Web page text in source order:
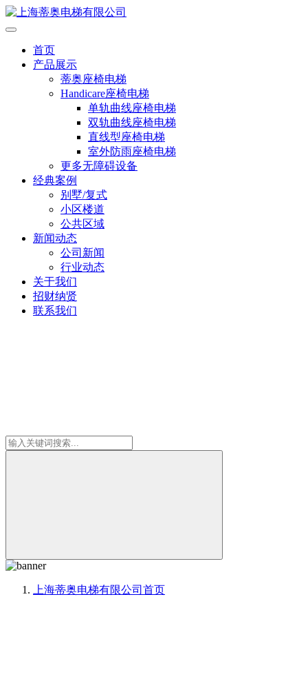
首页
产品展示
蒂奥座椅电梯
Handicare座椅电梯
单轨曲线座椅电梯
双轨曲线座椅电梯
直线型座椅电梯
室外防雨座椅电梯
更多无障碍设备
经典案例
别墅/复式
小区楼道
公共区域
新闻动态
公司新闻
行业动态
关于我们
招财纳贤
联系我们
上海蒂奥电梯有限公司 首页